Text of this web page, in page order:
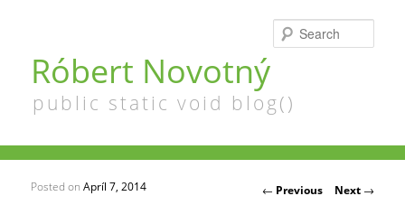
Róbert Novotný
public static void blog()
Post navigation
← Previous Next →
Posted onApríl 7, 2014